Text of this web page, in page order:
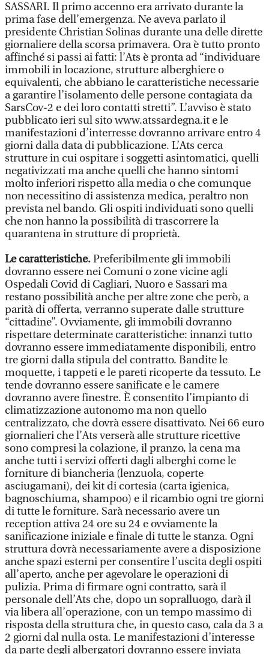
SASSARI. Il primo accenno era arrivato durante la
prima fase dell’emergenza. Ne aveva parlato il
presidente Christian Solinas durante una delle dirette
giornaliere della scorsa primavera. Ora è tutto pronto
affinché si passi ai fatti: l’Ats è pronta ad “individuare
immobili in locazione, strutture alberghiere o
equivalenti, che abbiano le caratteristiche necessarie
a garantire l’isolamento delle persone contagiata da
SarsCov-2 e dei loro contatti stretti”. L’avviso è stato
pubblicato ieri sul sito www.atssardegna.it e le
manifestazioni d’interresse dovranno arrivare entro 4
giorni dalla data di pubblicazione. L’Ats cerca
strutture in cui ospitare i soggetti asintomatici, quelli
negativizzati ma anche quelli che hanno sintomi
molto inferiori rispetto alla media o che comunque
non necessitino di assistenza medica, peraltro non
prevista nel bando. Gli ospiti individuati sono quelli
che non hanno la possibilità di trascorrere la
quarantena in strutture di proprietà.
Le caratteristiche.Preferibilmente gli immobili
dovranno essere nei Comuni o zone vicine agli
Ospedali Covid di Cagliari, Nuoro e Sassari ma
restano possibilità anche per altre zone che però, a
parità di offerta, verranno superate dalle strutture
“cittadine”. Ovviamente, gli immobili dovranno
rispettare determinate caratteristiche: innanzi tutto
dovranno essere immediatamente disponibili, entro
tre giorni dalla stipula del contratto. Bandite le
moquette, i tappeti e le pareti ricoperte da tessuto. Le
tende dovranno essere sanificate e le camere
dovranno avere finestre. È consentito l’impianto di
climatizzazione autonomo ma non quello
centralizzato, che dovrà essere disattivato. Nei 66 euro
giornalieri che l’Ats verserà alle strutture ricettive
sono compresi la colazione, il pranzo, la cena ma
anche tutti i servizi offerti dagli alberghi come le
forniture di biancheria (lenzuola, coperte
asciugamani), dei kit di cortesia (carta igienica,
bagnoschiuma, shampoo) e il ricambio ogni tre giorni
di tutte le forniture. Sarà necessario avere un
reception attiva 24 ore su 24 e ovviamente la
sanificazione iniziale e finale di tutte le stanza. Ogni
struttura dovrà necessariamente avere a disposizione
anche spazi esterni per consentire l’uscita degli ospiti
all’aperto, anche per agevolare le operazioni di
pulizia. Prima di firmare ogni contratto, sarà il
personale dell’Ats che, dopo un sopralluogo, darà il
via libera all’operazione, con un tempo massimo di
risposta della struttura che, in questo caso, cala da 3 a
2 giorni dal nulla osta. Le manifestazioni d’interesse
da parte degli albergatori dovranno essere inviata